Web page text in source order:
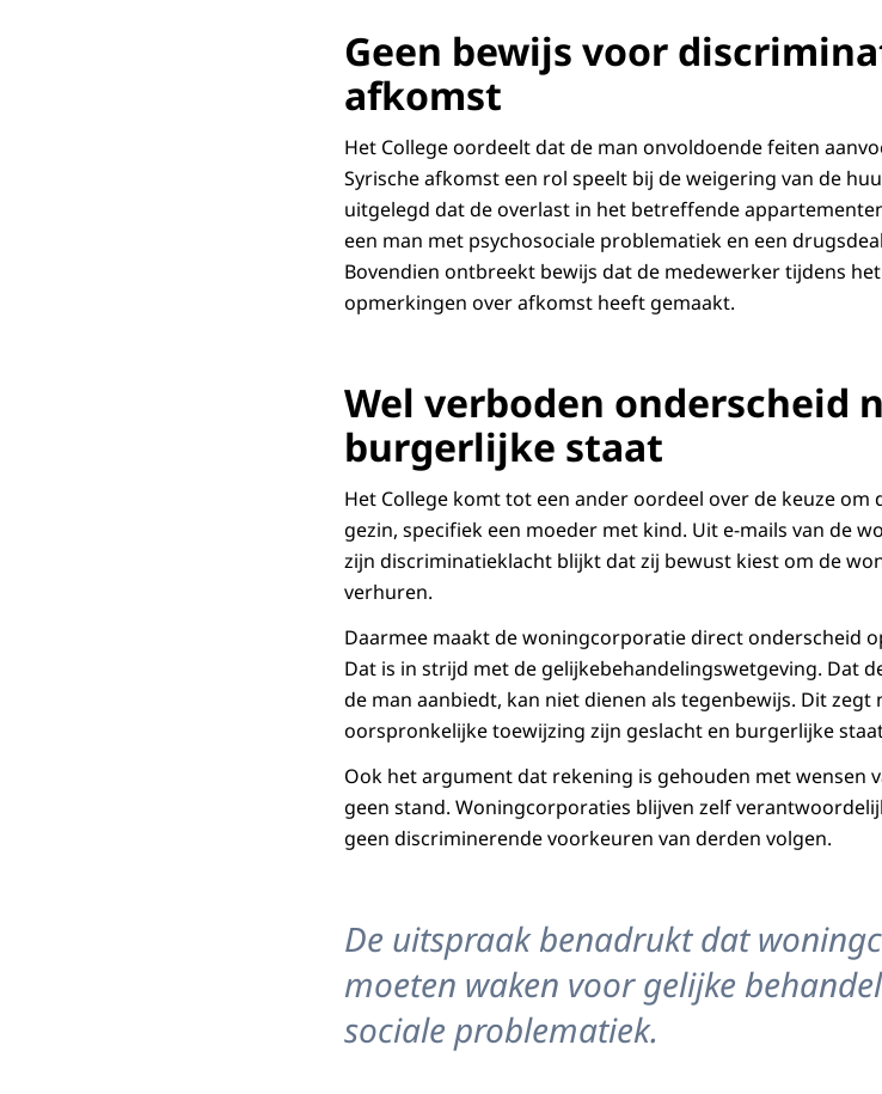
Geen bewijs voor
afkomst
Het College oordeelt dat de man onvoldoende feiten
Syrische afkomst een rol speelt bij de weigering van de
uitgelegd dat de overlast in het betreffende
een man met psychosociale problematiek en een
Bovendien ontbreekt bewijs dat de medewerker tijdens
opmerkingen over afkomst heeft gemaakt.
Wel verboden onderscheid
burgerlijke staat
Het College komt tot een ander oordeel over de keuze
gezin, specifiek een moeder met kind. Uit e-mails van de
zijn discriminatieklacht blijkt dat zij bewust kiest om de
verhuren.
Daarmee maakt de woningcorporatie direct onderscheid
Dat is in strijd met de gelijkebehandelingswetgeving. Dat
de man aanbiedt, kan niet dienen als tegenbewijs. Dit
oorspronkelijke toewijzing zijn geslacht en burgerlijke
Ook het argument dat rekening is gehouden met wensen
geen stand. Woningcorporaties blijven zelf
geen discriminerende voorkeuren van derden volgen.
De uitspraak benadrukt dat
moeten waken voor gelijke
sociale problematiek.